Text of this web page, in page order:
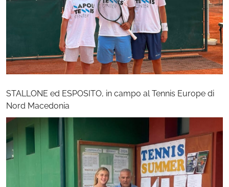
STALLONE ed ESPOSITO, in campo al Tennis Europe di
Nord Macedonia